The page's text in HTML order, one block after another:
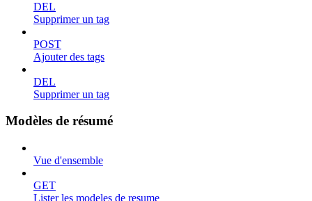
DEL
Supprimer un tag
POST
Ajouter des tags
DEL
Supprimer un tag
Modèles de résumé
Vue d'ensemble
GET
Lister les modeles de resume